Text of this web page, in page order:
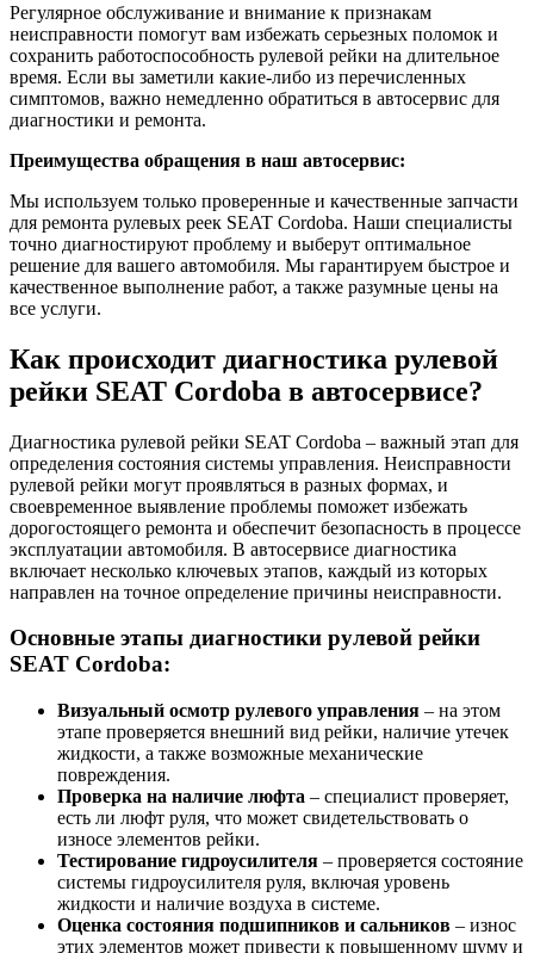
Регулярное обслуживание и внимание к признакам
неисправности помогут вам избежать серьезных поломок и
сохранить работоспособность рулевой рейки на длительное
время. Если вы заметили какие-либо из перечисленных
симптомов, важно немедленно обратиться в автосервис для
диагностики и ремонта.
Преимущества обращения в наш автосервис:
Мы используем только проверенные и качественные запчасти
для ремонта рулевых реек SEAT Cordoba. Наши специалисты
точно диагностируют проблему и выберут оптимальное
решение для вашего автомобиля. Мы гарантируем быстрое и
качественное выполнение работ, а также разумные цены на
все услуги.
Как происходит диагностика рулевой
рейки SEAT Cordoba в автосервисе?
Диагностика рулевой рейки SEAT Cordoba – важный этап для
определения состояния системы управления. Неисправности
рулевой рейки могут проявляться в разных формах, и
своевременное выявление проблемы поможет избежать
дорогостоящего ремонта и обеспечит безопасность в процессе
эксплуатации автомобиля. В автосервисе диагностика
включает несколько ключевых этапов, каждый из которых
направлен на точное определение причины неисправности.
Основные этапы диагностики рулевой рейки
SEAT Cordoba:
Визуальный осмотр рулевого управления – на этом
этапе проверяется внешний вид рейки, наличие утечек
жидкости, а также возможные механические
повреждения.
Проверка на наличие люфта – специалист проверяет,
есть ли люфт руля, что может свидетельствовать о
износе элементов рейки.
Тестирование гидроусилителя – проверяется состояние
системы гидроусилителя руля, включая уровень
жидкости и наличие воздуха в системе.
Оценка состояния подшипников и сальников – износ
этих элементов может привести к повышенному шуму и